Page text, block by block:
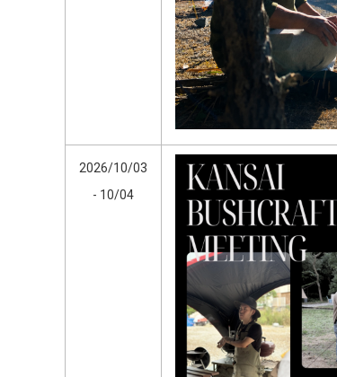
2026/10/03
- 10/04